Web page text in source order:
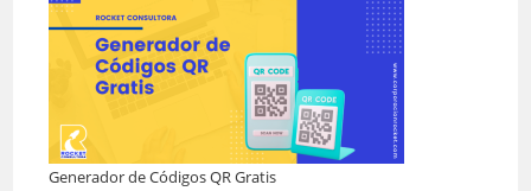
Generador de Códigos QR Gratis